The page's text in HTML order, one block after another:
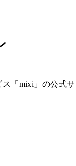
「mixi」の公式